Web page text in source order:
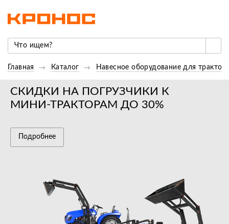
Главная Каталог Навесное оборудование для
СКИДКИ НА ПОГРУЗЧИКИ К
МИНИ-ТРАКТОРАМ ДО 30%
Подробнее